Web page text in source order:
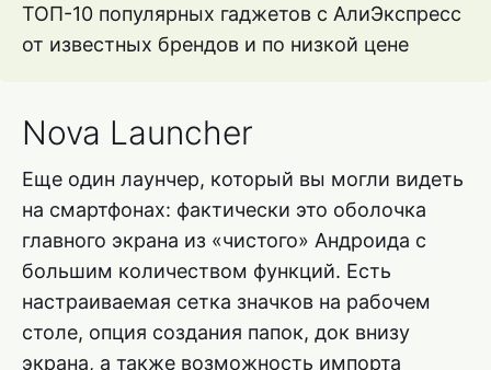
ТОП-10 популярных гаджетов с АлиЭкспресс
от известных брендов и по низкой цене
Nova Launcher
Еще один лаунчер, который вы могли видеть
на смартфонах: фактически это оболочка
главного экрана из «чистого» Андроида с
большим количеством функций. Есть
настраиваемая сетка значков на рабочем
столе, опция создания папок, док внизу
экрана, а также возможность импорта